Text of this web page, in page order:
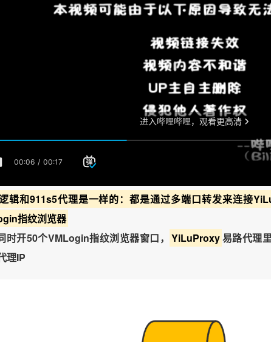
辑和911s5代理是一样的：都是通过多端口转发来连接
指纹浏览器
时开50个VMLogin指纹浏览器窗口， YiLuProxy易路代理
理IP
vmlogin.cc
vmlogin.cc vmlogin.cc vmlogin.cc